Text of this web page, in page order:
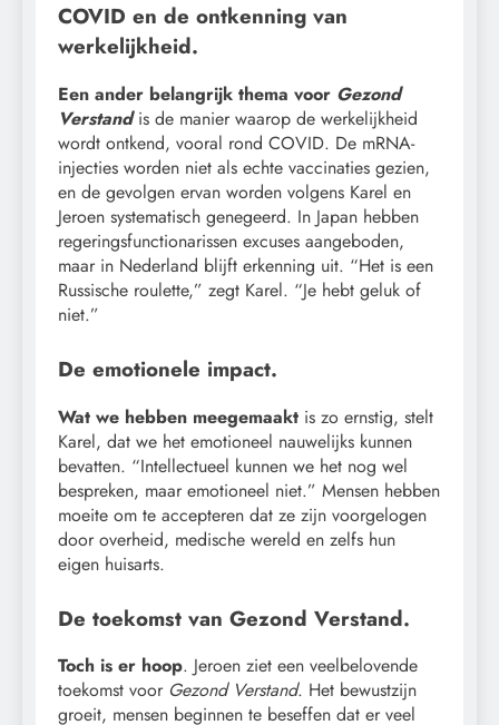
COVID en de ontkenning van
werkelijkheid.
Een ander belangrijk thema voor Gezond
Verstand is de manier waarop de werkelijkheid
wordt ontkend, vooral rond COVID. De mRNA-
injecties worden niet als echte vaccinaties gezien,
en de gevolgen ervan worden volgens Karel en
Jeroen systematisch genegeerd. In Japan hebben
regeringsfunctionarissen excuses aangeboden,
maar in Nederland blijft erkenning uit. “Het is een
Russische roulette,” zegt Karel. “Je hebt geluk of
niet.”
De emotionele impact.
Wat we hebben meegemaakt is zo ernstig, stelt
Karel, dat we het emotioneel nauwelijks kunnen
bevatten. “Intellectueel kunnen we het nog wel
bespreken, maar emotioneel niet.” Mensen hebben
moeite om te accepteren dat ze zijn voorgelogen
door overheid, medische wereld en zelfs hun
eigen huisarts.
De toekomst van Gezond Verstand.
Toch is er hoop. Jeroen ziet een veelbelovende
toekomst voor Gezond Verstand. Het bewustzijn
groeit, mensen beginnen te beseffen dat er veel